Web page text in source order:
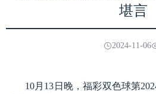
堪言
2024-11-06
10月13日晚，福彩双色球第